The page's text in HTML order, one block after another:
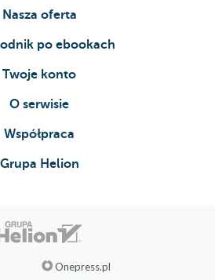
Nasza oferta
po ebookach
Twoje konto
O serwisie
Współpraca
Grupa Helion
Onepress.pl